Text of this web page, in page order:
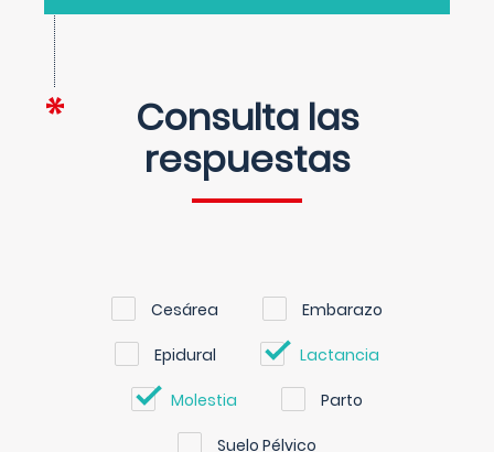
Consulta las
respuestas
Cesárea Embarazo
Epidural Lactancia
Molestia Parto
Suelo Pélvico